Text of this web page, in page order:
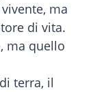
ma
di vita.
ma quello
terra, il